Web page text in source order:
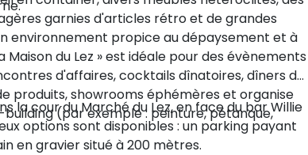
garnies d'articles rétro et de grandes
environnement propice au dépaysement et à
du Lez » est idéale pour des évènements
d'affaires, cocktails dînatoires, dîners de
produits, showrooms éphémères et organise
(par exemple : peinture, pétanque,
la cour du Marché du Lez, en face du bar Willie
options sont disponibles : un parking payant
en gravier situé à 200 mètres.